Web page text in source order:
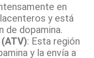
en
y está
de dopamina.
: Esta región
y la envía a